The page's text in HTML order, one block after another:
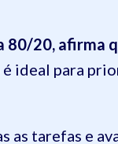
20, afirma
é ideal para
as tarefas e